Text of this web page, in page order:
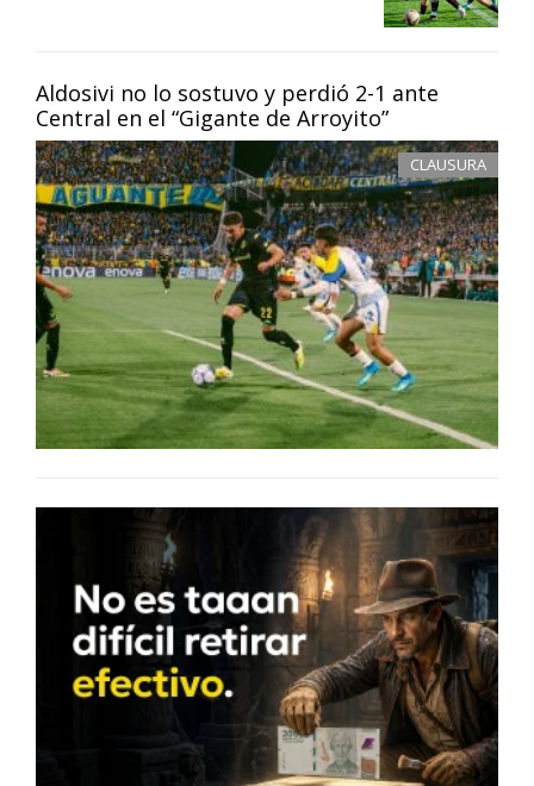
Aldosivi no lo sostuvo y perdió 2-1 ante
Central en el “Gigante de Arroyito”
CLAUSURA